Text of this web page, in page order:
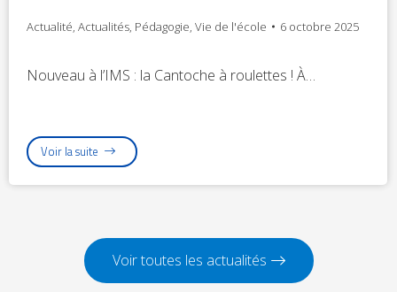
Actualité, Actualités, Pédagogie, Vie de l'école 6 octobre 2025
Nouveau à l’IMS : la Cantoche à roulettes ! À…
Voir la suite
Voir toutes les actualités